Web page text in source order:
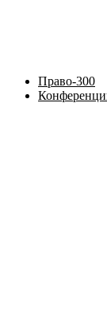
Право-300